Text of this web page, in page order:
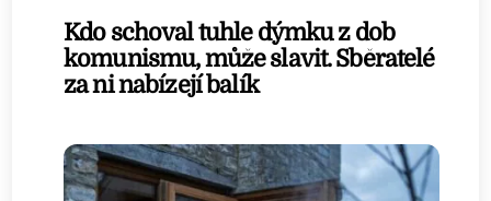
Kdo schoval tuhle dýmku z dob
komunismu, může slavit. Sběratelé
za ni nabízejí balík